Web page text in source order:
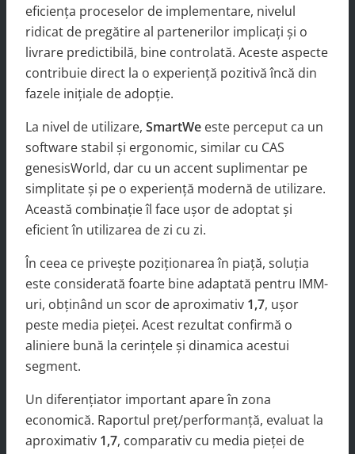
eficiența proceselor de implementare, nivelul
ridicat de pregătire al partenerilor implicați și o
livrare predictibilă, bine controlată. Aceste aspecte
contribuie direct la o experiență pozitivă încă din
fazele inițiale de adopție.
La nivel de utilizare, SmartWe este perceput ca un
software stabil și ergonomic, similar cu CAS
genesisWorld, dar cu un accent suplimentar pe
simplitate și pe o experiență modernă de utilizare.
Această combinație îl face ușor de adoptat și
eficient în utilizarea de zi cu zi.
În ceea ce privește poziționarea în piață, soluția
este considerată foarte bine adaptată pentru IMM-
uri, obținând un scor de aproximativ 1,7, ușor
peste media pieței. Acest rezultat confirmă o
aliniere bună la cerințele și dinamica acestui
segment.
Un diferențiator important apare în zona
economică. Raportul preț/performanță, evaluat la
aproximativ 1,7, comparativ cu media pieței de